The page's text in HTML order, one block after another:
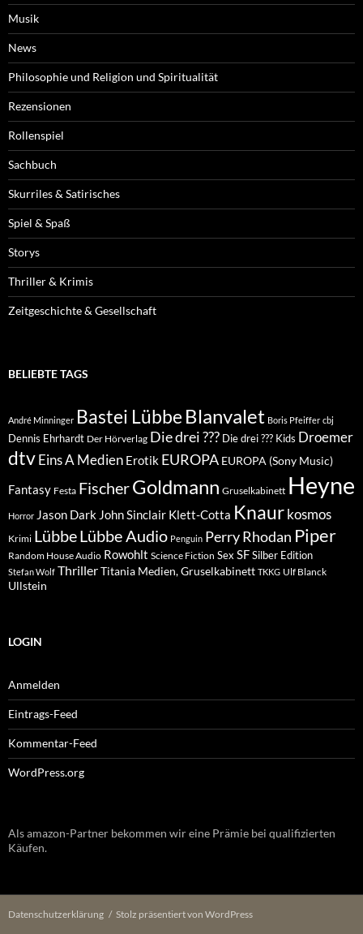
Musik
News
Philosophie und Religion und Spiritualität
Rezensionen
Rollenspiel
Sachbuch
Skurriles & Satirisches
Spiel & Spaß
Storys
Thriller & Krimis
Zeitgeschichte & Gesellschaft
BELIEBTE TAGS
André Minninger Bastei Lübbe Blanvalet Boris Pfeiffer cbj
Dennis Ehrhardt Der Hörverlag Die drei ??? Die drei ??? Kids Droemer
dtvEins A Medien Erotik EUROPA EUROPA (Sony Music)
Fantasy Festa FischerGoldmann Gruselkabinett Heyne
Horror Jason Dark John Sinclair Klett-Cotta Knaur kosmos
Krimi LübbeLübbe Audio Penguin Perry Rhodan Piper
Random House Audio Rowohlt Science Fiction Sex SFSilber Edition
Stefan Wolf ThrillerTitania Medien, Gruselkabinett TKKG Ulf Blanck
Ullstein
LOGIN
Anmelden
Eintrags-Feed
Kommentar-Feed
WordPress.org
Als amazon-Partner bekommen wir eine Prämie bei qualifizierten
Käufen.
Datenschutzerklärung Stolz präsentiert von WordPress